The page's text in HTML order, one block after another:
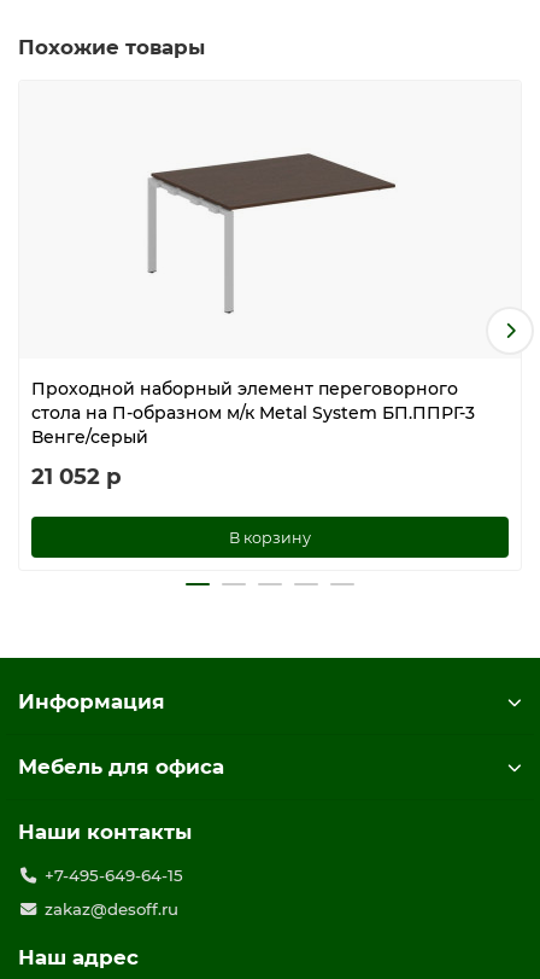
Похожие товары
Проходной наборный элемент переговорного
стола на П-образном м/к Metal System БП.ППРГ-3
Венге/серый
21 052 р
В корзину
Информация
Мебель для офиса
Наши контакты
+7-495-649-64-15
zakaz@desoff.ru
Наш адрес